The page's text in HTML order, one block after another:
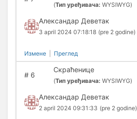
(Тип уређивача: WYSIWYG)
Александар Деветак
3 april 2024 07:18:18 (pre 2 godine)
Измене Преглед
#6
Скраћенице
(Тип уређивача: WYSIWYG)
Александар Деветак
2 april 2024 09:31:33 (pre 2 godine)